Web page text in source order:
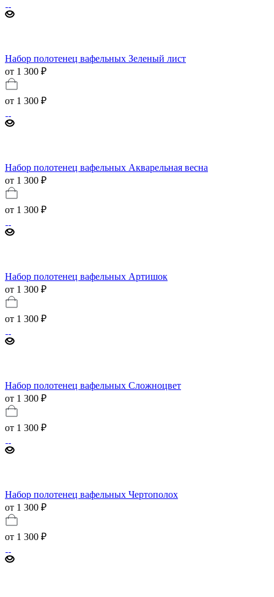
Набор полотенец вафельных Зеленый лист
от 1 300 ₽
от 1 300 ₽
Набор полотенец вафельных Акварельная весна
от 1 300 ₽
от 1 300 ₽
Набор полотенец вафельных Артишок
от 1 300 ₽
от 1 300 ₽
Набор полотенец вафельных Сложноцвет
от 1 300 ₽
от 1 300 ₽
Набор полотенец вафельных Чертополох
от 1 300 ₽
от 1 300 ₽